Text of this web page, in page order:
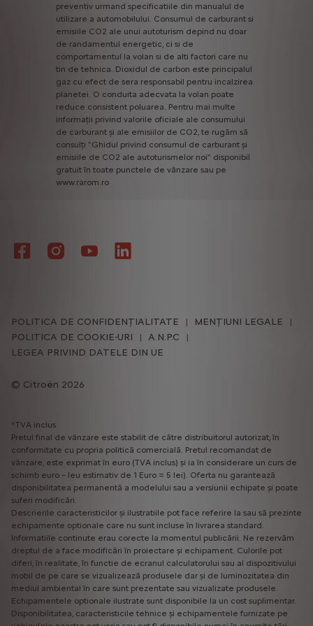
preventiv urmand specificatiile din manualul de
utilizare a automobilului. Consumul de carburant si
emisiile CO2 ale unui autoturism depind nu doar
de randamentul energetic, ci si de
comportamentul la volan si de alti factori care nu
tin de tehnica. Dioxidul de carbon este principalul
gaz cu efect de sera responsabil pentru incalzirea
planetei. O conduita adecvata la volan poate
reduce consistent poluarea. Pentru mai multe
informații privind valorile oficiale ale consumului
de carburant și ale emisiilor de CO2, te rugăm să
consulți "Ghidul privind consumul de carburant și
emisiile de CO2 ale autoturismelor noi" disponibil
gratuit în toate punctele de vânzare sau pe
www.rarom.ro
Citroën 2026
POLITICA DE CONFIDENȚIALITATE
MENȚIUNI LEGALE
POLITICA DE COOKIE-URI
A.N.P.C
LEGEA PRIVIND DATELE DIN UE
*TVA inclus
Pretul final de vânzare este stabilit de către distribuitorul autorizat, în
conformitate cu propria politică comercială. Pretul recomandat de
vânzare, este exprimat în euro (TVA inclus) și ia în considerare un curs de
schimb euro – leu estimativ de 1 Euro = 5 lei). Oferta nu garantează
disponibilitatea permanentă a modelului sau a versiunii echipate și poate
suferi modificări.
Descrierile caracteristicilor și ilustratiile pot face referire la sau să prezinte
echipamente optionale care nu sunt incluse în livrarea standard.
Informatiile continute erau corecte la momentul publicării. Ne rezervăm
dreptul de a face modificări în proiectare și echipament. Culorile pot
diferi, în realitate, în functie de ecranul calculatorului sau al dispozitivului
mobil de pe care se vizualizează produsele dar și de luminozitatea din
mediul ambiental în care sunt prezentate sau vizualizate produsele.
Echipamentele optionale ilustrate sunt disponibile la un cost suplimentar.
Disponibilitatea, caracteristicile tehnice și echipamentele furnizate pe